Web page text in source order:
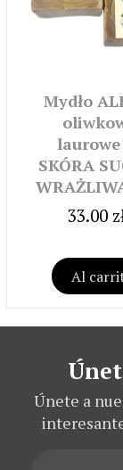
Mydło
laurowe
SKÓRA
33.00
Al
Únete a